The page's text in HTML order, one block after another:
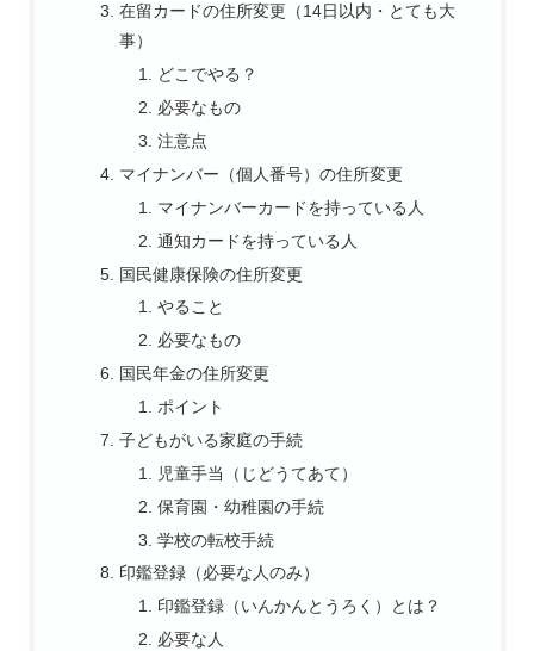
在留カードの住所変更（14日以内・とても大
事）
どこでやる？
必要なもの
注意点
マイナンバー（個人番号）の住所変更
マイナンバーカードを持っている人
通知カードを持っている人
国民健康保険の住所変更
やること
必要なもの
国民年金の住所変更
ポイント
子どもがいる家庭の手続
児童手当（じどうてあて）
保育園・幼稚園の手続
学校の転校手続
印鑑登録（必要な人のみ）
印鑑登録（いんかんとうろく）とは？
必要な人